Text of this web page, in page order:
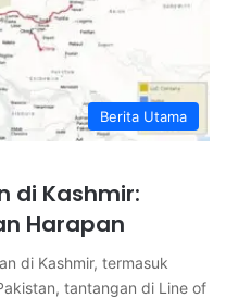
Berita Utama
di Kashmir:
Harapan
di Kashmir, termasuk
tantangan di Line of